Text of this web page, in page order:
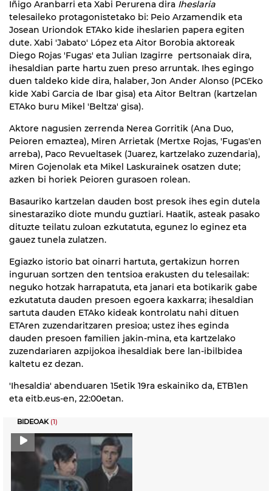
Iñigo Aranbarri eta Xabi Perurena dira Iheslaria
telesaileko protagonistetako bi: Peio Arzamendik eta
Josean Uriondok ETAko kide iheslarien papera egiten
dute. Xabi 'Jabato' López eta Aitor Borobia aktoreak
Diego Rojas 'Fugas' eta Julian Izagirre pertsonaiak dira,
ihesaldian parte hartu zuen preso arruntak. Ihes egingo
duen taldeko kide dira, halaber, Jon Ander Alonso (PCEko
kide Xabi Garcia de Ibar gisa) eta Aitor Beltran (kartzelan
ETAko buru Mikel 'Beltza' gisa).
Aktore nagusien zerrenda Nerea Gorritik (Ana Duo,
Peioren emaztea), Miren Arrietak (Mertxe Rojas, 'Fugas'en
arreba), Paco Revueltasek (Juarez, kartzelako zuzendaria),
Miren Gojenolak eta Mikel Laskurainek osatzen dute;
azken bi horiek Peioren gurasoen rolean.
Basauriko kartzelan dauden bost presok ihes egin dutela
sinestaraziko diote mundu guztiari. Haatik, asteak pasako
dituzte teilatu zuloan ezkutatuta, egunez lo eginez eta
gauez tunela zulatzen.
Egiazko istorio bat oinarri hartuta, gertakizun horren
inguruan sortzen den tentsioa erakusten du telesailak:
neguko hotzak harrapatuta, eta janari eta botikarik gabe
ezkutatuta dauden presoen egoera kaxkarra; ihesaldian
sartuta dauden ETAko kideak kontrolatu nahi dituen
ETAren zuzendaritzaren presioa; ustez ihes eginda
dauden presoen familien jakin-mina, eta kartzelako
zuzendariaren azpijokoa ihesaldiak bere lan-ibilbidea
kaltetu ez dezan.
'Ihesaldia' abenduaren 15etik 19ra eskainiko da, ETB1en
eta eitb.eus-en, 22:00etan.
BIDEOAK (1)